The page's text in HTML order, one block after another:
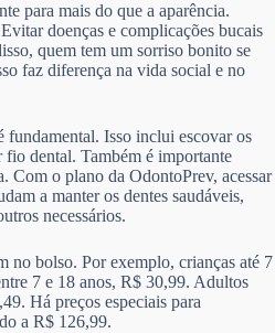
para mais do que a aparência.
doenças e complicações bucais
quem tem um sorriso bonito se
faz diferença na vida social e no
fundamental. Isso inclui escovar os
fio dental. Também é importante
Com o plano da OdontoPrev, acessar
a manter os dentes saudáveis,
necessários.
no bolso. Por exemplo, crianças até 7
7 e 18 anos, R$ 30,99. Adultos
Há preços especiais para
a R$ 126,99.